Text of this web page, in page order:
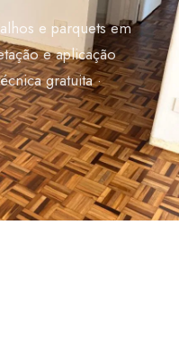
e parquets em
e aplicação
gratuita ·